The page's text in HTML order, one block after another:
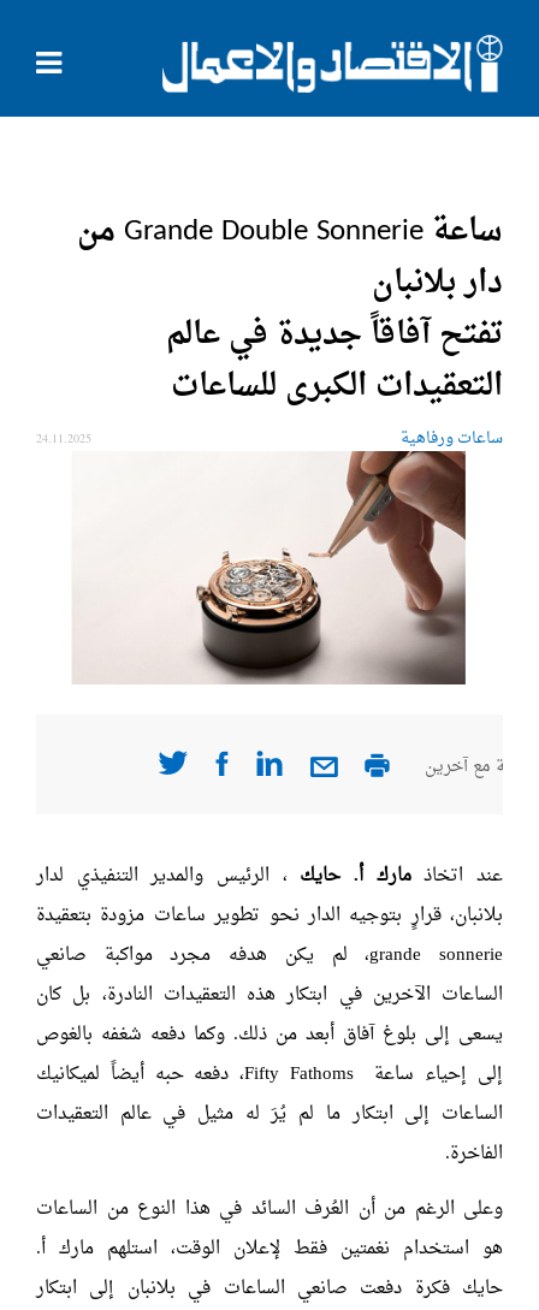
ساعة Grande Double Sonnerie من
دار بلانبان
تفتح آفاقاً جديدة في عالم
التعقيدات الكبرى للساعات
ساعات ورفاهية 24.11.2025
مع آخرين
عند اتخاذمارك أ. حايك ، الرئيس والمدير التنفيذي لدار
بلانبان، قرارٍ بتوجيه الدار نحو تطوير ساعات مزودة بتعقيدة
grande sonnerie، لم يكن هدفه مجرد مواكبة صانعي
الساعات الآخرين في ابتكار هذه التعقيدات النادرة، بل كان
يسعى إلى بلوغ آفاق أبعد من ذلك. وكما دفعه شغفه بالغوص
إلى إحياء ساعة Fifty Fathoms، دفعه حبه أيضاً لميكانيك
الساعات إلى ابتكار ما لم يُرَ له مثيل في عالم التعقيدات
الفاخرة.
وعلى الرغم من أن العُرف السائد في هذا النوع من الساعات
هو استخدام نغمتين فقط لإعلان الوقت، استلهم مارك أ.
حايك فكرة دفعت صانعي الساعات في بلانبان إلى ابتكار